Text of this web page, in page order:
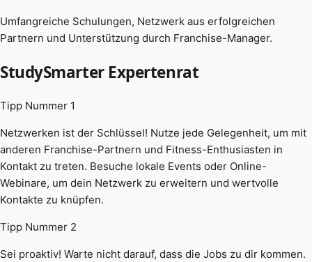
Umfangreiche Schulungen, Netzwerk aus erfolgreichen
Partnern und Unterstützung durch Franchise-Manager.
StudySmarter Expertenrat
Tipp Nummer 1
Netzwerken ist der Schlüssel! Nutze jede Gelegenheit, um mit
anderen Franchise-Partnern und Fitness-Enthusiasten in
Kontakt zu treten. Besuche lokale Events oder Online-
Webinare, um dein Netzwerk zu erweitern und wertvolle
Kontakte zu knüpfen.
Tipp Nummer 2
Sei proaktiv! Warte nicht darauf, dass die Jobs zu dir kommen.